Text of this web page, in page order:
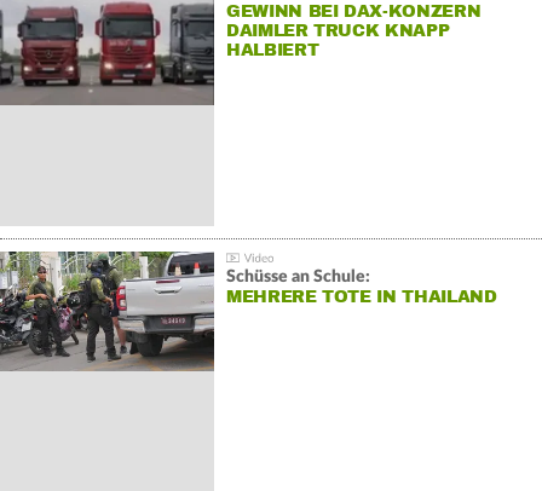
GEWINN BEI DAX-KONZERN
DAIMLER TRUCK KNAPP
HALBIERT
Schüsse an Schule:
MEHRERE TOTE IN THAILAND